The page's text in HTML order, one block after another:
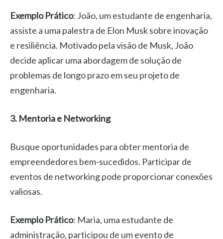
Exemplo Prático: João, um estudante de engenharia,
assiste a uma palestra de Elon Musk sobre inovação
e resiliência. Motivado pela visão de Musk, João
decide aplicar uma abordagem de solução de
problemas de longo prazo em seu projeto de
engenharia.
3. Mentoria e Networking
Busque oportunidades para obter mentoria de
empreendedores bem-sucedidos. Participar de
eventos de networking pode proporcionar conexões
valiosas.
Exemplo Prático: Maria, uma estudante de
administração, participou de um evento de